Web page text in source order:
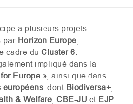
à plusieurs projets
par Horizon Europe
cadre du Cluster 6
impliqué dans la
Europe » , ainsi que dans
européens , dont Biodiversa+
& Welfare CBE-JU et EJP